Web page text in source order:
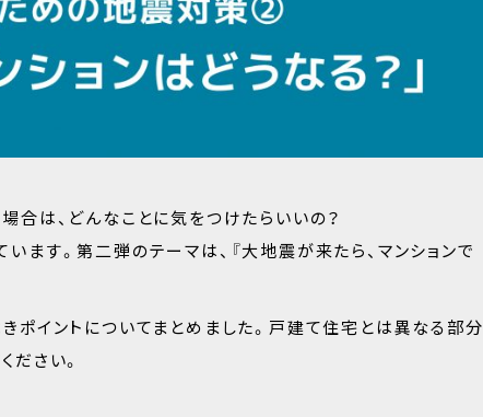
合は、どんなことに気をつけたらいいの？
ます。第二弾のテーマは、『大地震が来たら、マンションで
ポイントについてまとめました。戸建て住宅とは異なる部分
ださい。